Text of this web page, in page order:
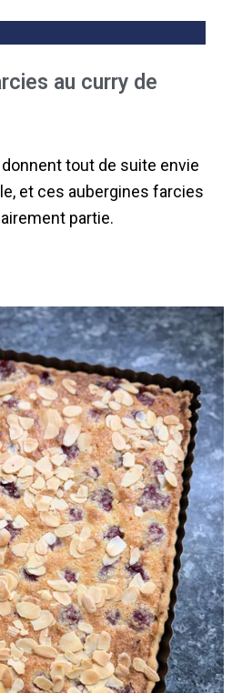
au curry de
tout de suite envie
et ces aubergines farcies
partie.